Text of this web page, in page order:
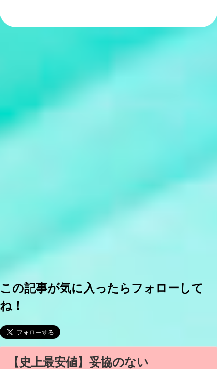
この記事が気に入ったらフォローして
ね！
【史上最安値】妥協のない